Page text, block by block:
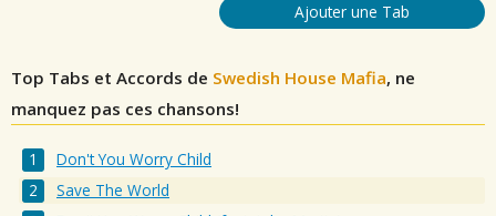
Ajouter une Tab
Top Tabs et Accords de Swedish House Mafia, ne
manquez pas ces chansons!
Don't You Worry Child
Save The World